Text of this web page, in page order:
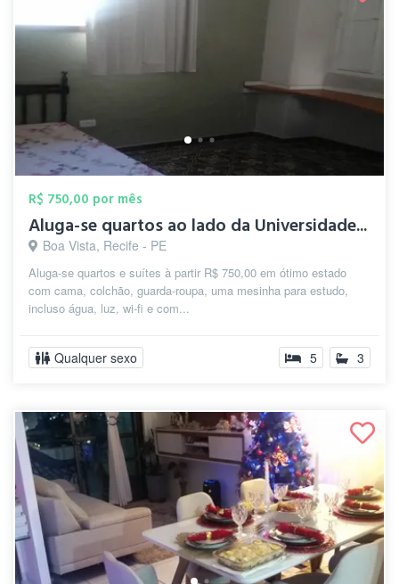
R$ 750,00 por mês
Aluga-se quartos ao lado da Universidade...
Boa Vista, Recife - PE
Aluga-se quartos e suítes à partir R$ 750,00 em ótimo estado
com cama, colchão, guarda-roupa, uma mesinha para estudo,
incluso água, luz, wi-fi e com...
Qualquer sexo 5 3